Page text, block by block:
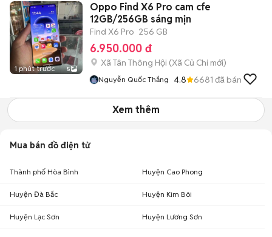
1 phút trước 5
Oppo Find X6 Pro cam cfe
12GB/256GB sáng mịn
Find X6 Pro 256 GB
6.950.000 đ
Xã Tân Thông Hội (Xã Củ Chi mới)
Nguyễn Quốc Thắng 4.8 6681 đã bán
Xem thêm
Mua bán đồ điện tử
Thành phố Hòa Bình Huyện Cao Phong
Huyện Đà Bắc Huyện Kim Bôi
Huyện Lạc Sơn Huyện Lương Sơn